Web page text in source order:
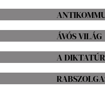
ÁVÓS VILÁG
A